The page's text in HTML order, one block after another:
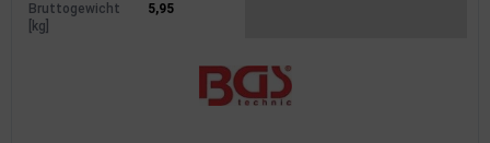
Bruttogewicht
[kg]
5,95